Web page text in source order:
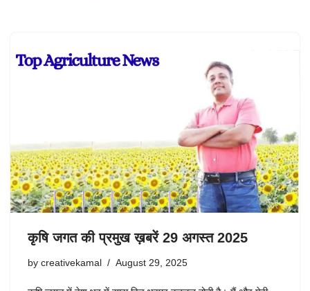
कृषि जगत की प्रमुख ख़बरें 29 अगस्त 2025
by creativekamal August 29, 2025